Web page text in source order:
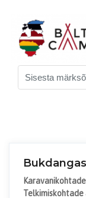
Bukdangas
Telkimiskohtade